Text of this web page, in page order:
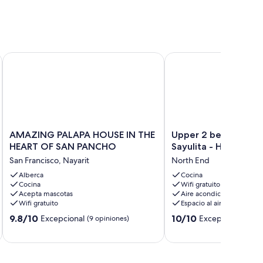
AMAZING
PALAPA
IN
THE
HEART
OF
SAN
PANCHO
AMAZING PALAPA HOUSE IN THE
HEART OF SAN PANCHO
San Francisco, Nayarit
Alberca
Cocina
Acepta mascotas
Wifi gratuito
9.8
9.8/10 Excepcional (9 opiniones)
AMAZING PALAPA HOUSE IN THE HEART OF SAN PANCHO
Upper
2
bed
at
Casa
Namaste
Sayulita
-
Heated
Upper 2 bed at
Sayulita - Heated
North End
Cocina
Wifi gratuito
Aire acondicionado
Espacio al aire libre
10.0
10/10 Excepcional
Upper 2 bed at Casa